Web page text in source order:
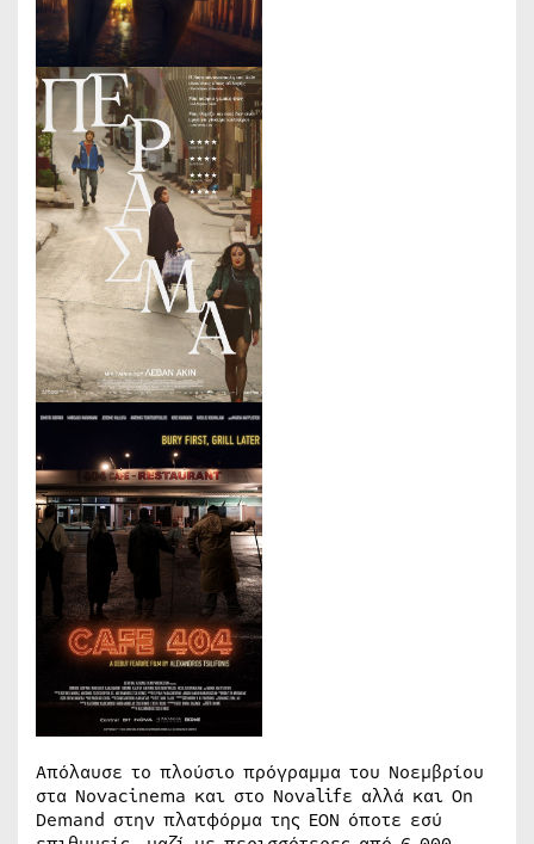
Απόλαυσε το πλούσιο πρόγραμμα του Νοεμβρίου
στα Novacinema και στο Novalifε αλλά και On
Demand στην πλατφόρμα της ΕΟΝ όποτε εσύ